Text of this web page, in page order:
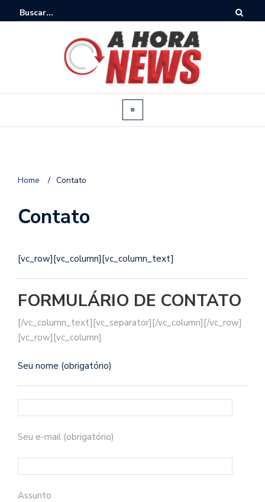
Home / Contato
Contato
[vc_row][vc_column][vc_column_text]
FORMULÁRIO DE CONTATO
[/vc_column_text][vc_separator][/vc_column][/vc_row]
[vc_row][vc_column]
Seu nome (obrigatório)
Seu e-mail (obrigatório)
Assunto